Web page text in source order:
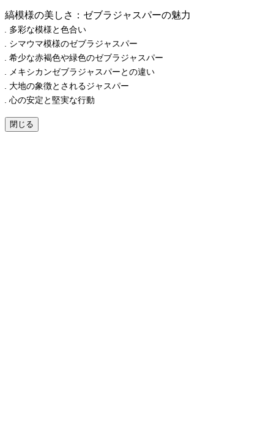
縞模様の美しさ：ゼブラジャスパーの魅力
多彩な模様と色合い
シマウマ模様のゼブラジャスパー
希少な赤褐色や緑色のゼブラジャスパー
メキシカンゼブラジャスパーとの違い
大地の象徴とされるジャスパー
心の安定と堅実な行動
閉じる